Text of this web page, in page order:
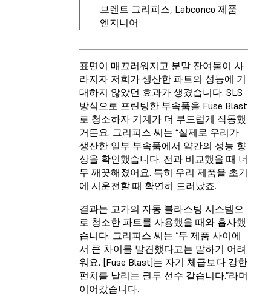
브렌트 그리피스, Labconco 제품
엔지니어
표면이 매끄러워지고 분말 잔여물이 사
라지자 저희가 생산한 파트의 성능에 기
대하지 않았던 효과가 생겼습니다. SLS
방식으로 프린팅한 부속품을 Fuse Blast
로 청소하자 기계가 더 부드럽게 작동했
거든요. 그리피스 씨는 “실제로 우리가
생산한 일부 부속품에서 약간의 성능 향
상을 확인했습니다. 전과 비교했을 때 너
무 깨끗해졌어요. 특히 우리 제품을 초기
에 시운전할 때 확연히 드러났죠.
결과는 고가의 자동 블라스팅 시스템으
로 청소한 파트를 사용했을 때와 흡사했
습니다. 그리피스 씨는 “두 제품 사이에
서 큰 차이를 발견했다고는 말하기 어려
워요. [Fuse Blast]는 자기 체급보다 강한
펀치를 날리는 권투 선수 같습니다.”라며
이어갔습니다.